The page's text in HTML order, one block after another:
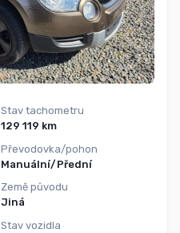
Stav tachometru
129 119 km
Převodovka/pohon
Manuální/Přední
Země původu
Jiná
Stav vozidla